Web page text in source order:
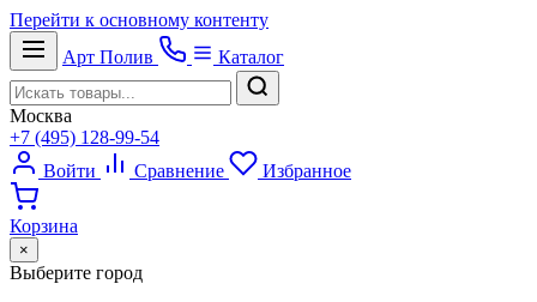
Перейти к основному контенту
Арт Полив Каталог
Москва
+7 (495) 128-99-54
Войти
Сравнение Избранное
Корзина
×
Выберите город